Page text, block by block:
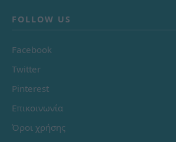
FOLLOW US
Facebook
Twitter
Pinterest
Επικοινωνία
Όροι χρήσης